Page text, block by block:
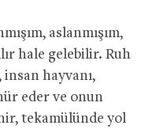
aslanmışım,
hale gelebilir. Ruh
hayvanı,
eder ve onun
tekamülünde yol